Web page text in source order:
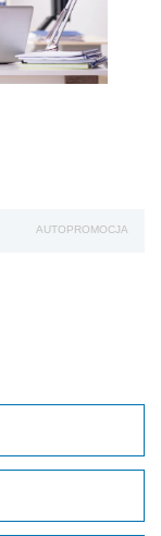
AUTOPROMOCJA